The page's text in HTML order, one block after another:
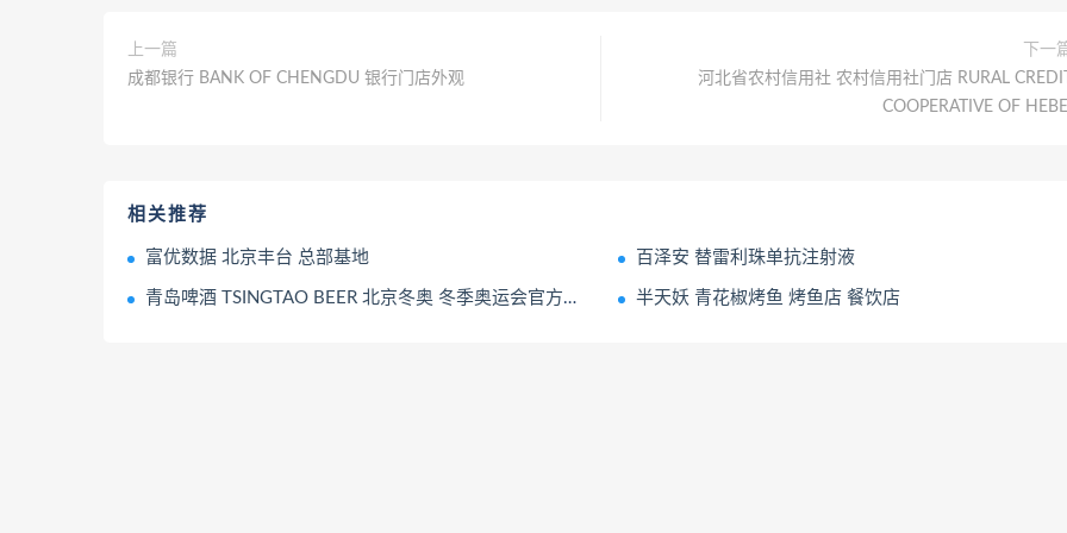
上一篇
成都银行 BANK OF CHENGDU 银行门店外观
下一
河北省农村信用社 农村信用社门店 RURAL CREDIT
COOPERATIVE OF HEBEI
相关推荐
富优数据 北京丰台 总部基地 百泽安 替雷利珠单抗注射液
青岛啤酒 TSINGTAO BEER 北京冬奥 冬季奥运会官方赞助商 半天妖 青花椒烤鱼 烤鱼店 餐饮店